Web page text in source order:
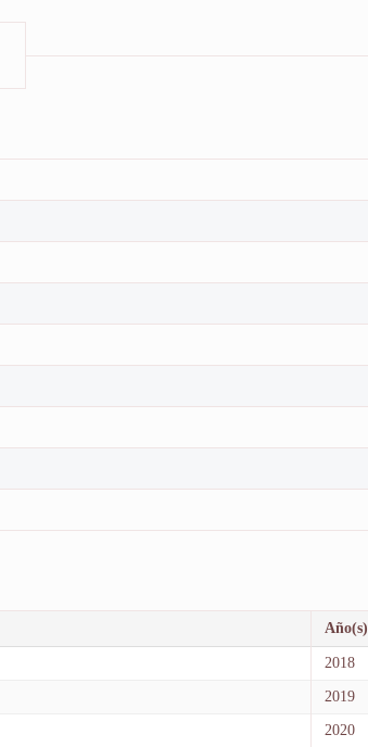
Año(s)
2018
2019
2020